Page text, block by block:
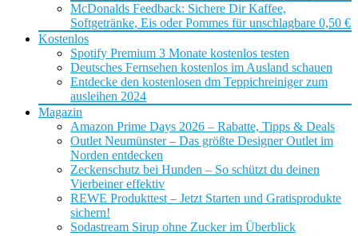
McDonalds Feedback: Sichere Dir Kaffee,
Softgetränke, Eis oder Pommes für unschlagbare 0,50 €
Kostenlos
Spotify Premium 3 Monate kostenlos testen
Deutsches Fernsehen kostenlos im Ausland schauen
Entdecke den kostenlosen dm Teppichreiniger zum
ausleihen 2024
Magazin
Amazon Prime Days 2026 – Rabatte, Tipps & Deals
Outlet Neumünster – Das größte Designer Outlet im
Norden entdecken
Zeckenschutz bei Hunden – So schützt du deinen
Vierbeiner effektiv
REWE Produkttest – Jetzt Starten und Gratisprodukte
sichern!
Sodastream Sirup ohne Zucker im Überblick